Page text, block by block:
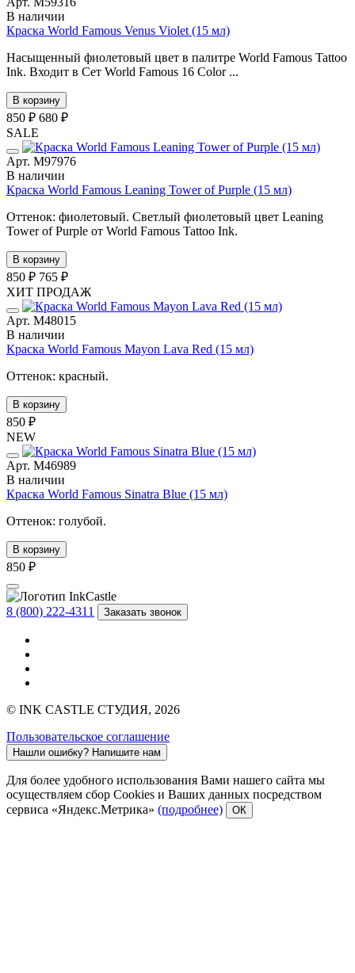
В наличии
Краска World Famous Venus Violet (15 мл)
Насыщенный фиолетовый цвет в палитре World Famous Tattoo
Ink. Входит в Сет World Famous 16 Color ...
В корзину
850 ₽ 680 ₽
SALE
Арт. М97976
В наличии
Краска World Famous Leaning Tower of Purple (15 мл)
Оттенок: фиолетовый. Светлый фиолетовый цвет Leaning
Tower of Purple от World Famous Tattoo Ink.
В корзину
850 ₽ 765 ₽
ХИТ ПРОДАЖ
Арт. М48015
В наличии
Краска World Famous Mayon Lava Red (15 мл)
Оттенок: красный.
В корзину
850 ₽
NEW
Арт. М46989
В наличии
Краска World Famous Sinatra Blue (15 мл)
Оттенок: голубой.
В корзину
850 ₽
8 (800) 222-4311 Заказать звонок
© INK CASTLE СТУДИЯ, 2026
Пользовательское соглашение
Нашли ошибку? Напишите нам
Для более удобного использования Вами нашего сайта мы
осуществляем сбор Cookies и Ваших данных посредством
сервиса «Яндекс.Метрика» (подробнее) ОК